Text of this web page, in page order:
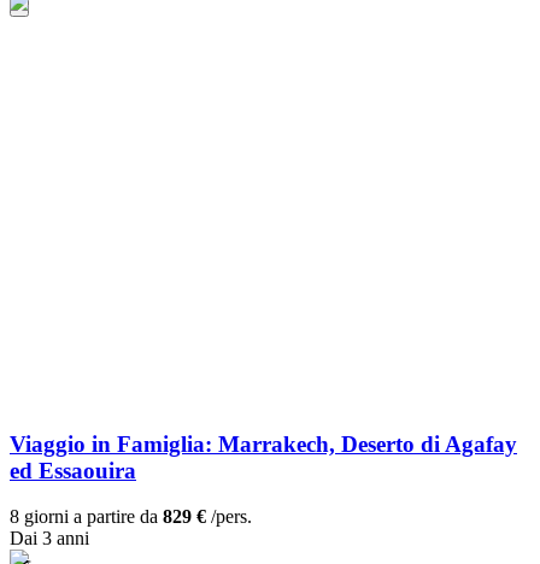
Viaggio in Famiglia: Marrakech, Deserto di Agafay
ed Essaouira
8 giorni a partire da 829 € /pers.
Dai 3 anni